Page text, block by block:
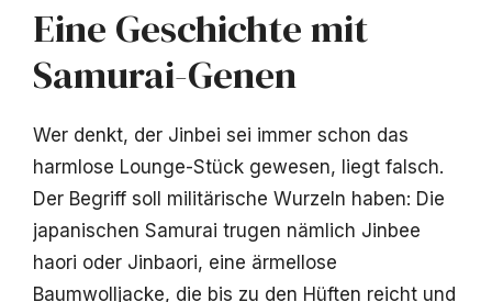
Eine Geschichte mit
Samurai-Genen
Wer denkt, der Jinbei sei immer schon das
harmlose Lounge-Stück gewesen, liegt falsch.
Der Begriff soll militärische Wurzeln haben: Die
japanischen Samurai trugen nämlich Jinbee
haori oder Jinbaori, eine ärmellose
Baumwolljacke, die bis zu den Hüften reicht und